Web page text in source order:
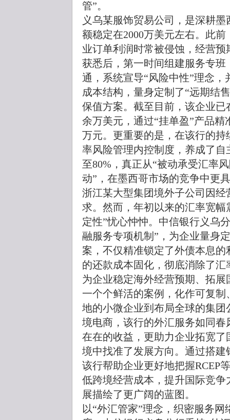
管”。
义乌某服饰贸易公司，是深耕
额稳定在2000万美元左右。此
业订单利润时常被侵蚀，经营
获悉后，第一时间组建服务专
通，系统宣导“风险中性”理念
成本结构，量身定制了“远期结
保值方案。截至目前，该企业已
余万美元，通过“挂单盈”产品
万元。更重要的是，在该行的
率风险管理内控制度，养成了
至80%，真正从“被动承受汇率
动”，在墨西哥市场的竞争中更
浙江某大型集团境外子公司因
求。然而，年初以来的汇率宽
定性”忧心忡忡。中信银行义乌
融服务专项机制”，为企业量身
案，不仅精准锁定了外债本息
的还款成本固化，彻底消除了
为企业稳定海外经营预期、拓
一个个鲜活的案例，化作可复
地的小微企业到布局全球的集
境电商，该行的外汇服务如同
在在的收益，更助力企业拓宽
境中找准了发展方向。通过搭
该行帮助企业更好地把握RCEP
低跨境经营成本，提升国际竞
展描绘了更广阔的蓝图。
以“外汇管家”理念，织密服务